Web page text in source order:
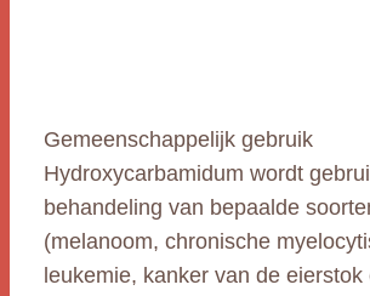
Gemeenschappelijk gebruik
Hydroxycarbamidum wordt
behandeling van bepaalde
(melanoom, chronische
leukemie, kanker van de